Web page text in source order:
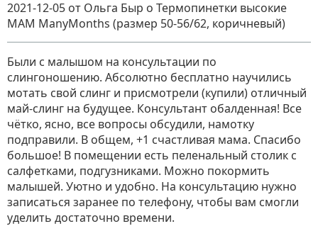
2021-12-05 от Ольга Быр о Термопинетки высокие
MAM ManyMonths (размер 50-56/62, коричневый)
Были с малышом на консультации по
слингоношению. Абсолютно бесплатно научились
мотать свой слинг и присмотрели (купили) отличный
май-слинг на будущее. Консультант обалденная! Все
чётко, ясно, все вопросы обсудили, намотку
подправили. В общем, +1 счастливая мама. Спасибо
большое! В помещении есть пеленальный столик с
салфетками, подгузниками. Можно покормить
малышей. Уютно и удобно. На консультацию нужно
записаться заранее по телефону, чтобы вам смогли
уделить достаточно времени.